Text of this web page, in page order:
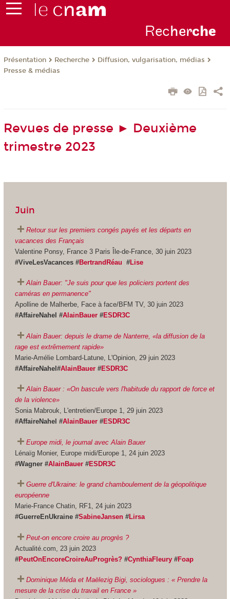
Recherche
Présentation Recherche
Diffusion, vulgarisation, médias
Presse & médias
Revues de presse ► Deuxième
trimestre 2023
Juin
Retour sur les premiers congés payés et les départs en
vacances des Français
Valentine Ponsy, France 3 Paris Île-de-France, 30 juin 2023
#ViveLesVacances #BertrandRéau #Lise
Alain Bauer: "Je suis pour que les policiers portent des
caméras en permanence"
Apolline de Malherbe, Face à face/BFM TV, 30 juin 2023
#AffaireNahel #AlainBauer#ESDR3C
Alain Bauer: depuis le drame de Nanterre, «la diffusion de la
rage est extrêmement rapide»
Marie-Amélie Lombard-Latune, L'Opinion, 29 juin 2023
#AffaireNahel#AlainBauer#ESDR3C
Alain Bauer : «On bascule vers l'habitude du rapport de force et
de la violence»
Sonia Mabrouk, L'entretien/Europe 1, 29 juin 2023
#AffaireNahel #AlainBauer#ESDR3C
Europe midi, le journal avec Alain Bauer
Lénaïg Monier, Europe midi/Europe 1, 24 juin 2023
#Wagner #AlainBauer#ESDR3C
Guerre d'Ukraine: le grand chamboulement de la géopolitique
européenne
Marie-France Chatin, RF1, 24 juin 2023
#GuerreEnUkraine #SabineJansen#Lirsa
Peut-on encore croire au progrès ?
Actualité.com, 23 juin 2023
#PeutOnEncoreCroireAuProgrès?#CynthiaFleury#Foap
Dominique Méda et Maëlezig Bigi, sociologues : « Prendre la
mesure de la crise du travail en France »